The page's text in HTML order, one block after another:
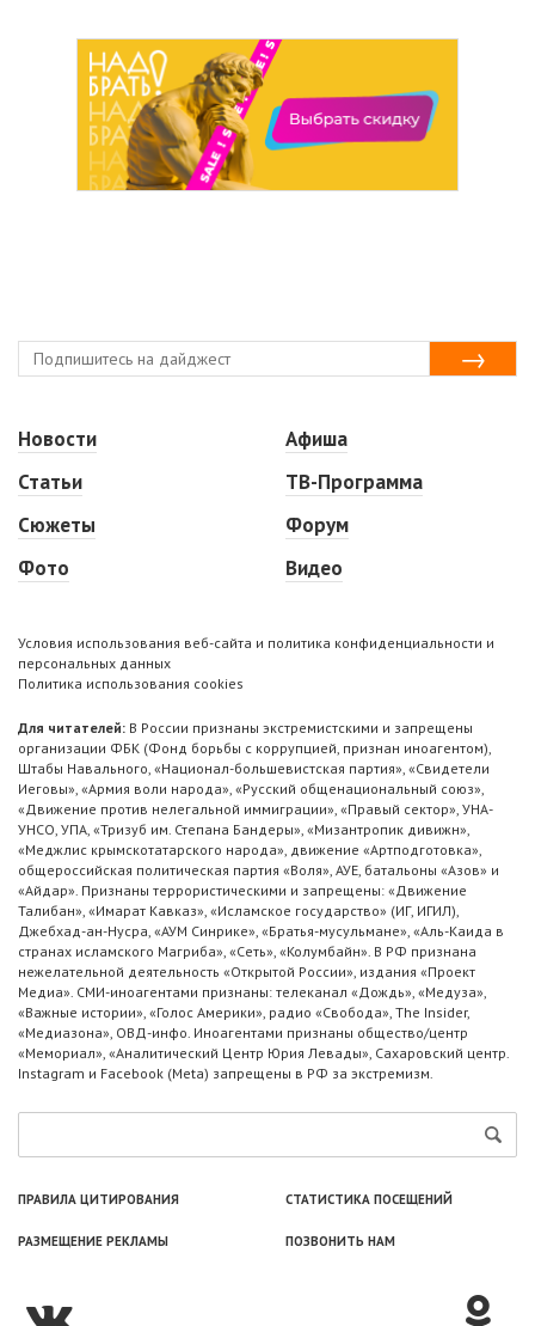
Новости
Статьи
Сюжеты
Фото
Афиша
ТВ-Программа
Форум
Видео
Условия использования веб-сайта и политика конфиденциальности и
персональных данных
Политика использования cookies
Для читателей: В России признаны экстремистскими и запрещены
организации ФБК (Фонд борьбы с коррупцией, признан иноагентом),
Штабы Навального, «Национал-большевистская партия», «Свидетели
Иеговы», «Армия воли народа», «Русский общенациональный союз»,
«Движение против нелегальной иммиграции», «Правый сектор», УНА-
УНСО, УПА, «Тризуб им. Степана Бандеры», «Мизантропик дивижн»,
«Меджлис крымскотатарского народа», движение «Артподготовка»,
общероссийская политическая партия «Воля», АУЕ, батальоны «Азов» и
«Айдар». Признаны террористическими и запрещены: «Движение
Талибан», «Имарат Кавказ», «Исламское государство» (ИГ, ИГИЛ),
Джебхад-ан-Нусра, «АУМ Синрике», «Братья-мусульмане», «Аль-Каида в
странах исламского Магриба», «Сеть», «Колумбайн». В РФ признана
нежелательной деятельность «Открытой России», издания «Проект
Медиа». СМИ-иноагентами признаны: телеканал «Дождь», «Медуза»,
«Важные истории», «Голос Америки», радио «Свобода», The Insider,
«Медиазона», ОВД-инфо. Иноагентами признаны общество/центр
«Мемориал», «Аналитический Центр Юрия Левады», Сахаровский центр.
Instagram и Facebook (Metа) запрещены в РФ за экстремизм.
ПРАВИЛА ЦИТИРОВАНИЯ СТАТИСТИКА ПОСЕЩЕНИЙ
РАЗМЕЩЕНИЕ РЕКЛАМЫ ПОЗВОНИТЬ НАМ